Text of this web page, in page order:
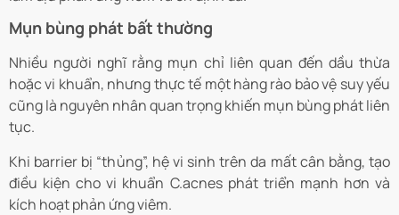
Mụn bùng phát bất thường
Nhiều người nghĩ rằng mụn chỉ liên quan đến dầu thừa
hoặc vi khuẩn, nhưng thực tế một hàng rào bảo vệ suy yếu
cũng là nguyên nhân quan trọng khiến mụn bùng phát liên
tục.
Khi barrier bị “thủng”, hệ vi sinh trên da mất cân bằng, tạo
điều kiện cho vi khuẩn C.acnes phát triển mạnh hơn và
kích hoạt phản ứng viêm.